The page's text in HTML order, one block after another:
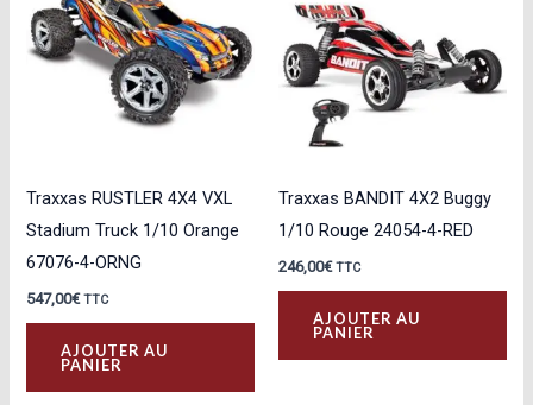
Traxxas RUSTLER 4X4 VXL
Stadium Truck 1/10 Orange
67076-4-ORNG
547,00€ TTC
AJOUTER AU
PANIER
Traxxas BANDIT 4X2 Buggy
1/10 Rouge 24054-4-RED
246,00€ TTC
AJOUTER AU
PANIER